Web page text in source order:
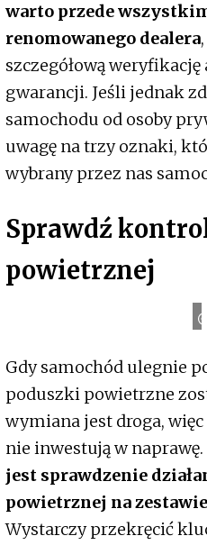
warto przede
renomowanego dealera
szczegółową
gwarancji. Jeśli jednak
samochodu od osoby
uwagę na trzy oznaki,
wybrany przez nas
Sprawdź
powietrznej
Gdy samochód ulegnie
poduszki powietrzne
wymiana jest droga,
nie inwestują w naprawę.
jest sprawdzenie
powietrznej na
Wystarczy przekręcić